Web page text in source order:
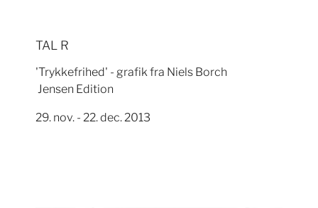
TAL R
'Trykkefrihed' - grafik fra Niels Borch
Jensen Edition
29. nov. - 22. dec. 2013